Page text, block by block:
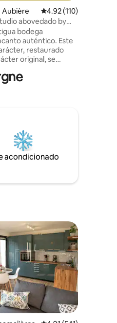
212 evaluaciones
Aubière Calificación promedio:
4.92 (110)
abovedado by
bodega
auténtico. Este
restaurado
original, se
a su entrada
alojamiento es
Clermont-Ferrand.
acondicionado